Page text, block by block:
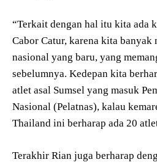
“Terkait dengan hal itu kita ada
Cabor Catur, karena kita
nasional yang baru, yang
sebelumnya. Kedepan kita
atlet asal Sumsel yang masuk
Nasional (Pelatnas), kalau
Thailand ini berharap ada 20
Terakhir Rian juga berharap